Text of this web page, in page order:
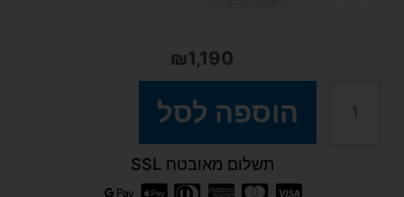
₪1,190
הוספה לסל
תשלום מאובטח SSL